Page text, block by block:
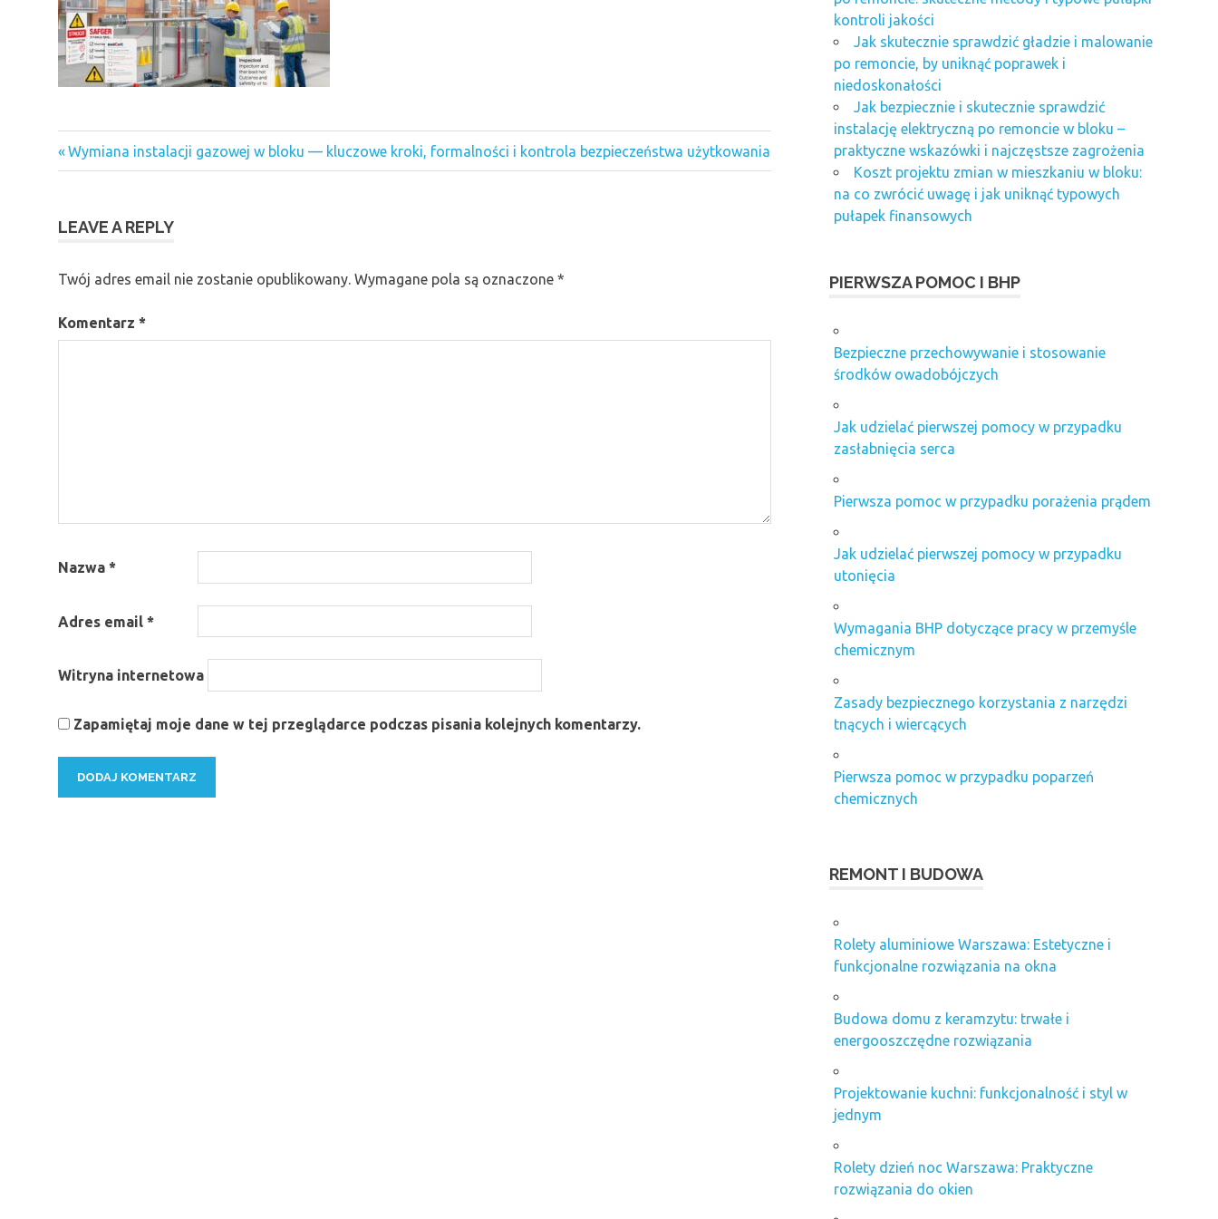
Nawigacja
Previous
Post:
Wymiana instalacji gazowej w bloku — kluczowe kroki, formalności i kontrola bezpieczeństwa użytkowania
LEAVE A REPLY
Twój adres email nie zostanie opublikowany. Wymagane pola są oznaczone *
Komentarz *
Nazwa *
Adres email *
Witryna internetowa
Zapamiętaj moje dane w tej przeglądarce podczas pisania kolejnych komentarzy.
kontroli jakości
Jak skutecznie sprawdzić gładzie i malowanie
po remoncie, by uniknąć poprawek i
niedoskonałości
Jak bezpiecznie i skutecznie sprawdzić
instalację elektryczną po remoncie w bloku –
praktyczne wskazówki i najczęstsze zagrożenia
Koszt projektu zmian w mieszkaniu w bloku:
na co zwrócić uwagę i jak uniknąć typowych
pułapek finansowych
PIERWSZA POMOC I BHP
Bezpieczne przechowywanie i stosowanie
środków owadobójczych
Jak udzielać pierwszej pomocy w przypadku
zasłabnięcia serca
Pierwsza pomoc w przypadku porażenia prądem
Jak udzielać pierwszej pomocy w przypadku
utonięcia
Wymagania BHP dotyczące pracy w przemyśle
chemicznym
Zasady bezpiecznego korzystania z narzędzi
tnących i wiercących
Pierwsza pomoc w przypadku poparzeń
chemicznych
REMONT I BUDOWA
Rolety aluminiowe Warszawa: Estetyczne i
funkcjonalne rozwiązania na okna
Budowa domu z keramzytu: trwałe i
energooszczędne rozwiązania
Projektowanie kuchni: funkcjonalność i styl w
jednym
Rolety dzień noc Warszawa: Praktyczne
rozwiązania do okien